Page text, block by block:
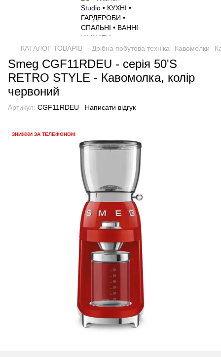
КАТАЛОГ ТОВАРІВ ◦ Дрібна побутова техніка Кавомолки
Smeg CGF11RDEU - серія 50'S
RETRO STYLE - Кавомолка, колір
червоний
Артикул: CGF11RDEU Написати відгук
ЗНИЖКИ ЗА ТЕЛЕФОНОМ